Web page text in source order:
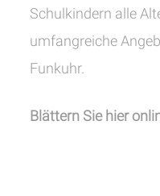
Schulkindern alle
umfangreiche
Funkuhr.
Blättern Sie hier